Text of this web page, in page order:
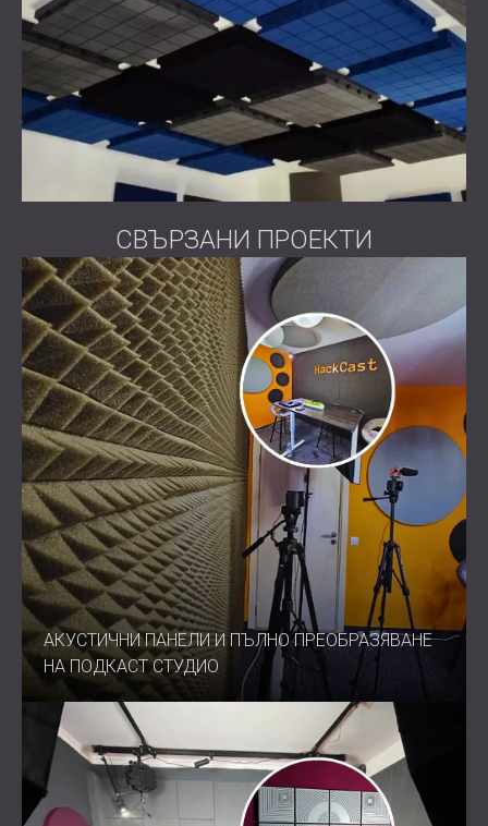
СВЪРЗАНИ ПРОЕКТИ
АКУСТИЧНИ ПАНЕЛИ И ПЪЛНО ПРЕОБРАЗЯВАНЕ
НА ПОДКАСТ СТУДИО